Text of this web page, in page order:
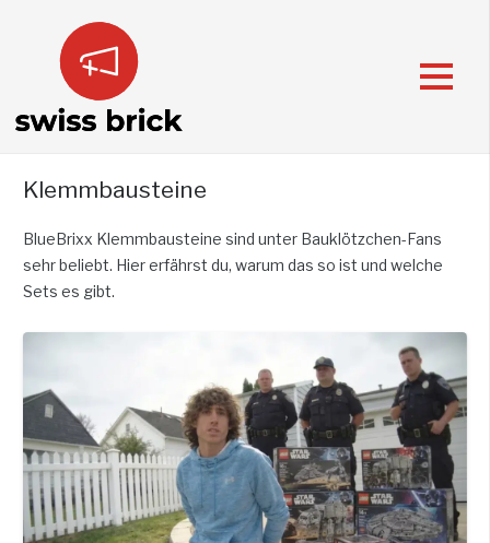
Klemmbausteine
BlueBrixx Klemmbausteine sind unter Bauklötzchen-Fans
sehr beliebt. Hier erfährst du, warum das so ist und welche
Sets es gibt.